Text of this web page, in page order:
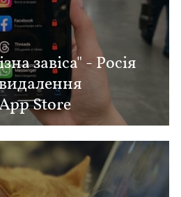
завіса" - Росія
Store